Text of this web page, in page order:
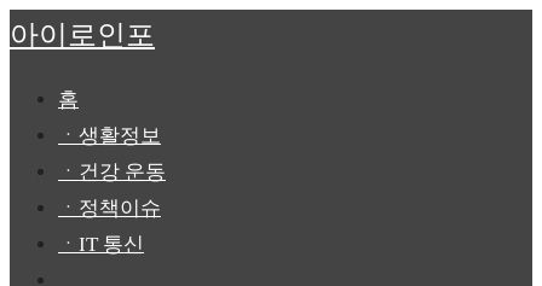
Skip
content
아이로인포
홈
ㆍ생활정보
ㆍ건강 운동
ㆍ정책이슈
ㆍIT 통신